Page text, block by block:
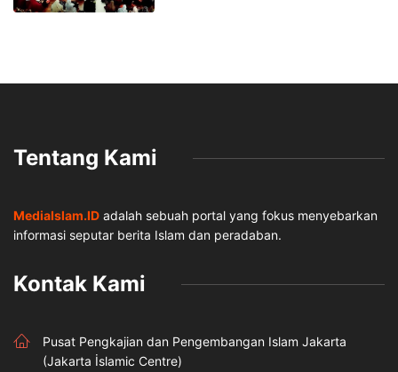
Tentang Kami
MediaIslam.ID adalah sebuah portal yang fokus menyebarkan
informasi seputar berita Islam dan peradaban.
Kontak Kami
Pusat Pengkajian dan Pengembangan Islam Jakarta
(Jakarta İslamic Centre)